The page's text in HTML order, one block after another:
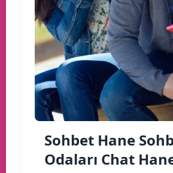
Sohbet Hane
Odaları Chat